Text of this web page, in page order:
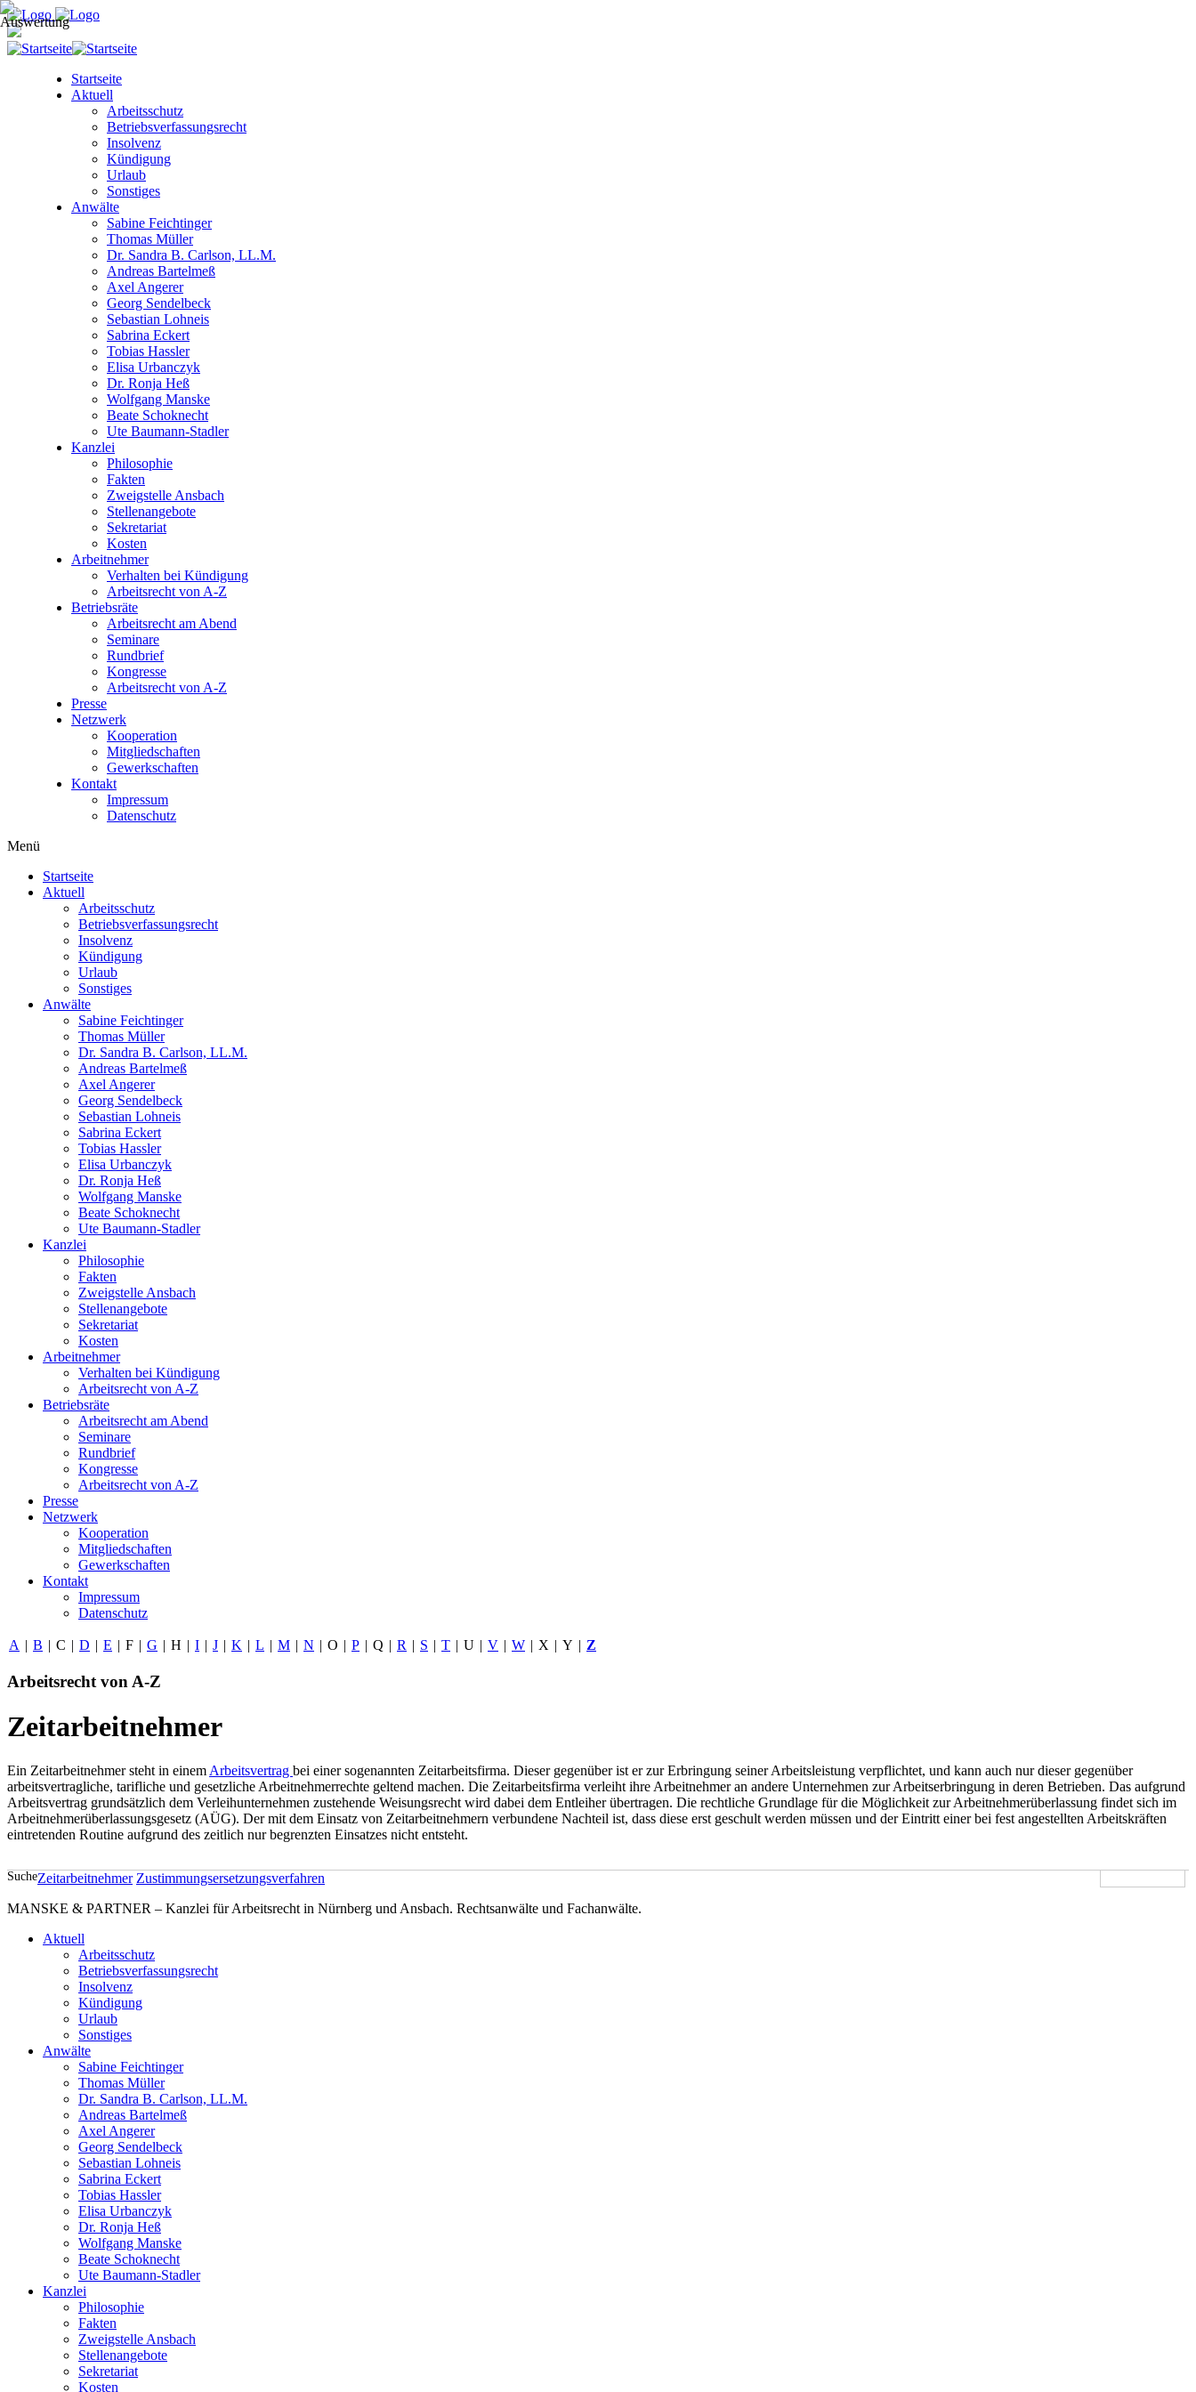
Startseite
Aktuell
Arbeitsschutz
Betriebsverfassungsrecht
Insolvenz
Kündigung
Urlaub
Sonstiges
Anwälte
Sabine Feichtinger
Thomas Müller
Dr. Sandra B. Carlson, LL.M.
Andreas Bartelmeß
Axel Angerer
Georg Sendelbeck
Sebastian Lohneis
Sabrina Eckert
Tobias Hassler
Elisa Urbanczyk
Dr. Ronja Heß
Wolfgang Manske
Beate Schoknecht
Ute Baumann-Stadler
Kanzlei
Philosophie
Fakten
Zweigstelle Ansbach
Stellenangebote
Sekretariat
Kosten
Arbeitnehmer
Verhalten bei Kündigung
Arbeitsrecht von A-Z
Betriebsräte
Arbeitsrecht am Abend
Seminare
Rundbrief
Kongresse
Arbeitsrecht von A-Z
Presse
Netzwerk
Kooperation
Mitgliedschaften
Gewerkschaften
Kontakt
Impressum
Datenschutz
Menü
Startseite
Aktuell
Arbeitsschutz
Betriebsverfassungsrecht
Insolvenz
Kündigung
Urlaub
Sonstiges
Anwälte
Sabine Feichtinger
Thomas Müller
Dr. Sandra B. Carlson, LL.M.
Andreas Bartelmeß
Axel Angerer
Georg Sendelbeck
Sebastian Lohneis
Sabrina Eckert
Tobias Hassler
Elisa Urbanczyk
Dr. Ronja Heß
Wolfgang Manske
Beate Schoknecht
Ute Baumann-Stadler
Kanzlei
Philosophie
Fakten
Zweigstelle Ansbach
Stellenangebote
Sekretariat
Kosten
Arbeitnehmer
Verhalten bei Kündigung
Arbeitsrecht von A-Z
Betriebsräte
Arbeitsrecht am Abend
Seminare
Rundbrief
Kongresse
Arbeitsrecht von A-Z
Presse
Netzwerk
Kooperation
Mitgliedschaften
Gewerkschaften
Kontakt
Impressum
Datenschutz
A | B | C | D | E | F | G | H | I | J | K | L | M | N | O | P | Q | R | S | T | U | V | W | X | Y | Z
Arbeitsrecht von A-Z
Zeitarbeitnehmer
Ein Zeitarbeitnehmer steht in einem Arbeitsvertrag bei einer sogenannten Zeitarbeitsfirma. Dieser gegenüber ist er zur Erbringung seiner Arbeitsleistung verpflichtet, und kann auch nur dieser gegenüber
arbeitsvertragliche, tarifliche und gesetzliche Arbeitnehmerrechte geltend machen. Die Zeitarbeitsfirma verleiht ihre Arbeitnehmer an andere Unternehmen zur Arbeitserbringung in deren Betrieben. Das aufgrund
Arbeitsvertrag grundsätzlich dem Verleihunternehmen zustehende Weisungsrecht wird dabei dem Entleiher übertragen. Die rechtliche Grundlage für die Möglichkeit zur Arbeitnehmerüberlassung findet sich im
Arbeitnehmerüberlassungsgesetz (AÜG). Der mit dem Einsatz von Zeitarbeitnehmern verbundene Nachteil ist, dass diese erst geschult werden müssen und der Eintritt einer bei fest angestellten Arbeitskräften
eintretenden Routine aufgrund des zeitlich nur begrenzten Einsatzes nicht entsteht.
SucheZeitarbeitnehmer Zustimmungsersetzungsverfahren
MANSKE & PARTNER – Kanzlei für Arbeitsrecht in Nürnberg und Ansbach. Rechtsanwälte und Fachanwälte.
Aktuell
Arbeitsschutz
Betriebsverfassungsrecht
Insolvenz
Kündigung
Urlaub
Sonstiges
Anwälte
Sabine Feichtinger
Thomas Müller
Dr. Sandra B. Carlson, LL.M.
Andreas Bartelmeß
Axel Angerer
Georg Sendelbeck
Sebastian Lohneis
Sabrina Eckert
Tobias Hassler
Elisa Urbanczyk
Dr. Ronja Heß
Wolfgang Manske
Beate Schoknecht
Ute Baumann-Stadler
Kanzlei
Philosophie
Fakten
Zweigstelle Ansbach
Stellenangebote
Sekretariat
Kosten